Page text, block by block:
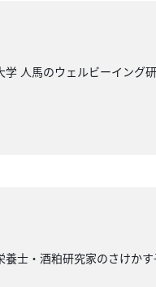
人馬のウェルビーイング
士・酒粕研究家のさけかす